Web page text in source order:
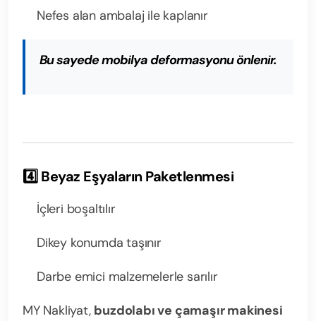
Nefes alan ambalaj ile kaplanır
Bu sayede mobilya deformasyonu önlenir.
4️⃣ Beyaz Eşyaların Paketlenmesi
İçleri boşaltılır
Dikey konumda taşınır
Darbe emici malzemelerle sarılır
MY Nakliyat, buzdolabı ve çamaşır makinesi